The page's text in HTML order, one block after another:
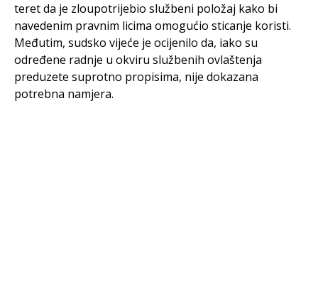
teret da je zloupotrijebio službeni položaj kako bi
navedenim pravnim licima omogućio sticanje koristi.
Međutim, sudsko vijeće je ocijenilo da, iako su
određene radnje u okviru službenih ovlaštenja
preduzete suprotno propisima, nije dokazana
potrebna namjera.